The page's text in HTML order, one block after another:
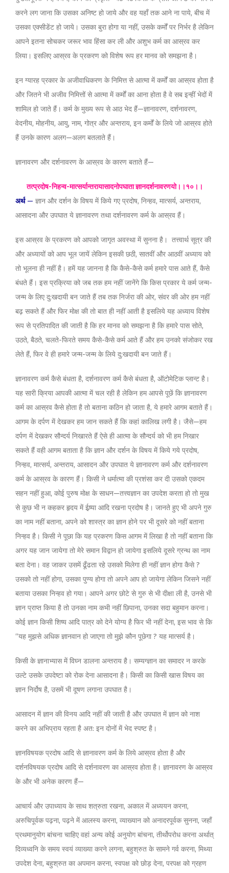
करने लग जाना कि उसका अनिष्ट हो जाये और वह यहाँ तक आने ना पाये, बीच में
उसका एक्सीडेंट हो जाये। उसका बुरा होगा या नहीं, उसके कर्मों पर निर्भर है लेकिन
आपने इतना सोचकर जरूर भाव हिंसा कर ली और अशुभ कर्म का आस्रव कर
लिया। इसलिए आस्रव के प्रकरण को विशेष रूप हर मानव को समझना है।
इन ग्यारह प्रकार के अजीवाधिकरण के निमित्त से आत्मा में कर्मों का आस्रव होता है
और जितने भी अजीव निमित्तों से आत्मा में कर्मों का आना होता है वे सब इन्हीं भेदों में
शामिल हो जाते हैं। कर्म के मुख्य रूप से आठ भेद हैं—ज्ञानावरण, दर्शनावरण,
वेदनीय, मोहनीय, आयु, नाम, गोत्र और अन्तराय, इन कर्मों के लिये जो आस्रव होते
हैं उनके कारण अलग—अलग बतलाते हैं।
ज्ञानावरण और दर्शनावरण के आस्रव के कारण बताते हैं—
तत्प्रदोष-निहन्व-मात्सर्यान्तरायासादनोपघाता ज्ञानदर्शनावरणयो।।१०।।
अर्थ— ज्ञान और दर्शन के विषय में किये गए प्रदोष, निन्हव, मात्सर्य, अन्तराय,
आसादना और उपघात ये ज्ञानावरण तथा दर्शनावरण कर्म के आस्रव हैं।
इस आस्रव के प्रकरण को आपको जागृत अवस्था में सुनना है। तत्त्वार्थ सूत्र की
और अध्यायों को आप भूल जायें लेकिन इसकी छठी, सातवीं और आठवीं अध्याय को
तो भूलना ही नहीं है। हमें यह जानना है कि कैसे-कैसे कर्म हमारे पास आते हैं, कैसे
बंधते हैं। इस प्रक्रिया को जब तक हम नहीं जानेंगे कि किस प्रकार ये कर्म जन्म-
जन्म के लिए दु:खदायी बन जाते हैं तब तक निर्जरा की ओर, संवर की ओर हम नहीं
बढ़ सकते हैं और फिर मोक्ष की तो बात ही नहीं आती है इसलिये यह अध्याय विशेष
रूप से प्रतिपादित की जाती है कि हर मानव को समझना है कि हमारे पास सोते,
उठते, बैठते, चलते-फिरते समय कैसे-कैसे कर्म आते हैं और हम उनको संजोकर रख
लेते हैं, फिर वे ही हमारे जन्म-जन्म के लिये दु:खदायी बन जाते हैं।
ज्ञानावरण कर्म कैसे बंधता है, दर्शनावरण कर्म कैसे बंधता है, ऑटोमेटिक प्लान्ट है।
यह सारी क्रिया आपकी आत्मा में चल रही है लेकिन हम आपसे पूछें कि ज्ञानावरण
कर्म का आस्रव कैसे होता है तो बताना कठिन हो जाता है, ये हमारे आगम बताते हैं।
आगम के दर्पण में देखकर हम जान सकते हैं कि कहां कालिख लगी है। जैसे—हम
दर्पण में देखकर सौन्दर्य निखारते हैं ऐसे ही आत्मा के सौन्दर्य को भी हम निखार
सकते हैं वही आगम बताता है कि ज्ञान और दर्शन के विषय में किये गये प्रदोष,
निन्हव, मात्सर्य, अन्तराय, आसादन और उपघात ये ज्ञानावरण कर्म और दर्शनावरण
कर्म के आस्रव के कारण हैं। किसी ने धर्मात्मा की प्रशंसा कर दी उसको एकदम
सहन नहीं हुआ, कोई पुरुष मोक्ष के साधन—तत्त्वज्ञान का उपदेश करता हो तो मुख
से कुछ भी न कहकर हृदय में ईष्र्या आदि रखना प्रदोष है। जानते हुए भी अपने गुरु
का नाम नहीं बताना, अपने को शास्त्र का ज्ञान होने पर भी दूसरे को नहीं बताना
निन्हव है। किसी ने पूछा कि यह प्रकरण किस आगम में लिखा है तो नहीं बताना कि
अगर यह जान जायेगा तो मेरे समान विद्वान हो जायेगा इसलिये दूसरे ग्रन्थ का नाम
बता देना। वह जाकर उसमें ढूँढता रहे उसको मिलेगा ही नहीं ज्ञान होगा कैसे ?
उसको तो नहीं होगा, उसका पुण्य होगा तो अपने आप हो जायेगा लेकिन जिसने नहीं
बताया उसका निन्हव हो गया। आपने अगर छोटे से गुरु से भी दीक्षा ली है, उनसे भी
ज्ञान प्राप्त किया है तो उनका नाम कभी नहीं छिपाना, उनका सदा बहुमान करना।
कोई ज्ञान किसी शिष्य आदि पात्र को देने योग्य है फिर भी नहीं देना, इस भाव से कि
‘‘यह मुझसे अधिक ज्ञानवान हो जाएगा तो मुझे कौन पूछेगा ? यह मात्सर्य है।
किसी के ज्ञानाभ्यास में विघ्न डालना अन्तराय है। सम्यग्ज्ञान का समादर न करके
उल्टे उसके उपदेष्टा को रोक देना आसादना है। किसी का किसी खास विषय का
ज्ञान निर्दोष है, उसमें भी दूषण लगाना उपघात है।
आसादन में ज्ञान की विनय आदि नहीं की जाती है और उपघात में ज्ञान को नाश
करने का अभिप्राय रहता है अत: इन दोनों में भेद स्पष्ट है।
ज्ञानविषयक प्रदोष आदि से ज्ञानावरण कर्म के लिये आस्रव होता है और
दर्शनविषयक प्रदोष आदि से दर्शनावरण का आस्रव होता है। ज्ञानावरण के आस्रव
के और भी अनेक कारण हैं—
आचार्य और उपाध्याय के साथ शत्रुता रखना, अकाल में अध्ययन करना,
अरुचिपूर्वक पढ़ना, पढ़ने में आलस्य करना, व्याख्यान को अनादरपूर्वक सुनना, जहाँ
प्रथमानुयोग बांचना चाहिए वहां अन्य कोई अनुयोग बांचना, तीर्थोपरोध करना अर्थात्
दिव्यध्वनि के समय स्वयं व्याख्या करने लगना, बहुश्रुत के सामने गर्व करना, मिथ्या
उपदेश देना, बहुश्रुत का अपमान करना, स्वपक्ष को छोड़ देना, परपक्ष को ग्रहण